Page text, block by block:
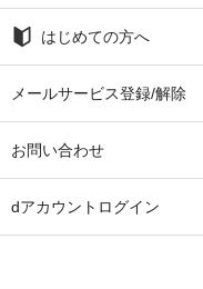
はじめての方へ
メールサービス登録/解除
お問い合わせ
dアカウントログイン